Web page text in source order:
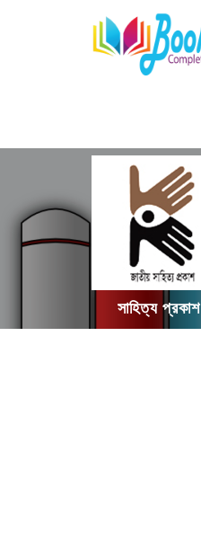
সাহিত্য প্রকাশ